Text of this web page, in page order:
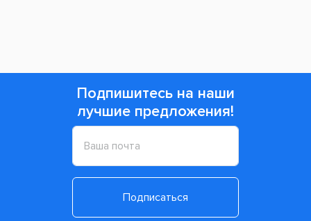
Подпишитесь на наши
лучшие предложения!
Подписаться